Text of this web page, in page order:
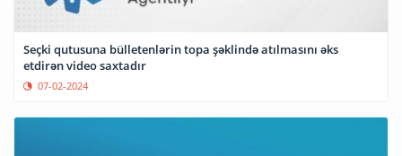
Seçki qutusuna bülletenlərin topa şəklində atılmasını əks
etdirən video saxtadır
07-02-2024